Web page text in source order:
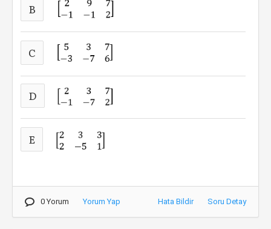
B
C
D
E
0 Yorum Yorum Yap Hata Bildir Soru Detay